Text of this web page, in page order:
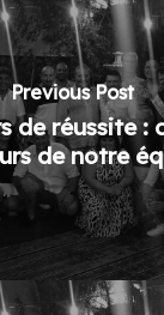
Previous Post
de réussite :
de notre